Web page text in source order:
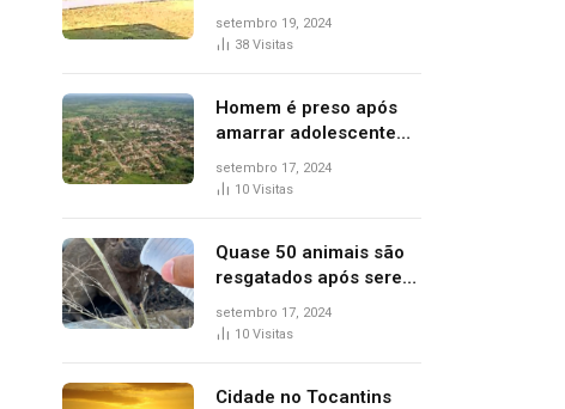
delegado aposentado
durante confusão no
setembro 19, 2024
38 Visitas
Homem é preso após
amarrar adolescente
suspeito de furto em
estaca de cerca e
setembro 17, 2024
10 Visitas
Quase 50 animais são
resgatados após serem
vítimas de incêndios
florestais no Tocantins
setembro 17, 2024
10 Visitas
Cidade no Tocantins